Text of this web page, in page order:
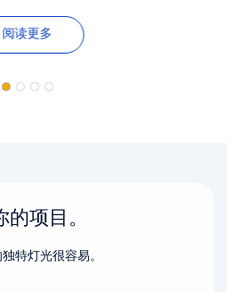
阅读更多
项目。
特灯光很容易。